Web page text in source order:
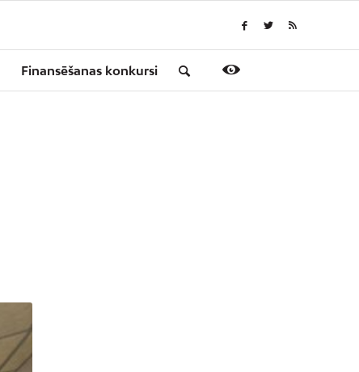
Finansēšanas konkursi